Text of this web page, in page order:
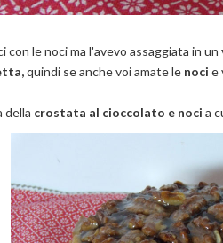
con le noci ma l'avevo assaggiata in un
quindi se anche voi amate le noci e
della crostata al cioccolato e noci a